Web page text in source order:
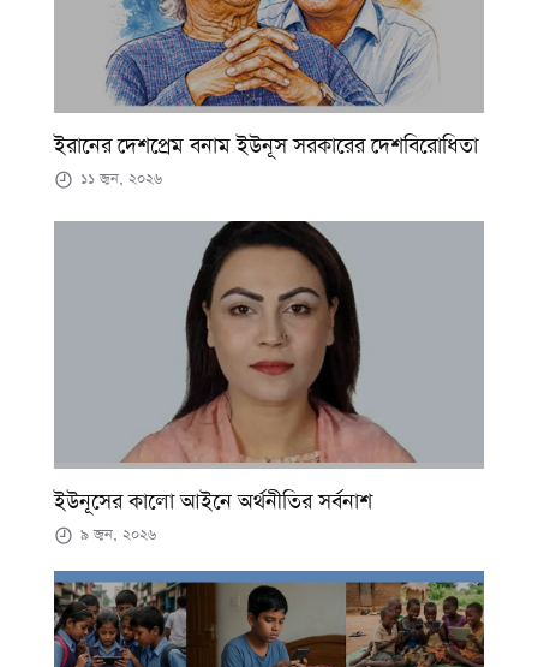
ইরানের দেশপ্রেম বনাম ইউনূস সরকারের দেশবিরোধিতা
১১ জুন, ২০২৬
ইউনূসের কালো আইনে অর্থনীতির সর্বনাশ
৯ জুন, ২০২৬